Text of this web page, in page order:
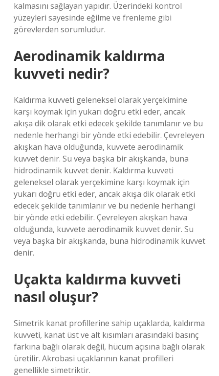
kalmasını sağlayan yapıdır. Üzerindeki kontrol
yüzeyleri sayesinde eğilme ve frenleme gibi
görevlerden sorumludur.
Aerodinamik kaldırma
kuvveti nedir?
Kaldırma kuvveti geleneksel olarak yerçekimine
karşı koymak için yukarı doğru etki eder, ancak
akışa dik olarak etki edecek şekilde tanımlanır ve bu
nedenle herhangi bir yönde etki edebilir. Çevreleyen
akışkan hava olduğunda, kuvvete aerodinamik
kuvvet denir. Su veya başka bir akışkanda, buna
hidrodinamik kuvvet denir. Kaldırma kuvveti
geleneksel olarak yerçekimine karşı koymak için
yukarı doğru etki eder, ancak akışa dik olarak etki
edecek şekilde tanımlanır ve bu nedenle herhangi
bir yönde etki edebilir. Çevreleyen akışkan hava
olduğunda, kuvvete aerodinamik kuvvet denir. Su
veya başka bir akışkanda, buna hidrodinamik kuvvet
denir.
Uçakta kaldırma kuvveti
nasıl oluşur?
Simetrik kanat profillerine sahip uçaklarda, kaldırma
kuvveti, kanat üst ve alt kısımları arasındaki basınç
farkına bağlı olarak değil, hücum açısına bağlı olarak
üretilir. Akrobasi uçaklarının kanat profilleri
genellikle simetriktir.